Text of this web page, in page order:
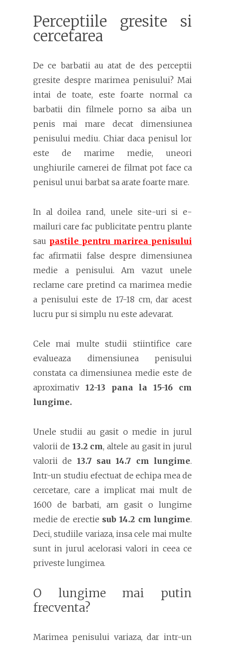
Perceptiile gresite si
cercetarea
De ce barbatii au atat de des perceptii
gresite despre marimea penisului? Mai
intai de toate, este foarte normal ca
barbatii din filmele porno sa aiba un
penis mai mare decat dimensiunea
penisului mediu. Chiar daca penisul lor
este de marime medie, uneori
unghiurile camerei de filmat pot face ca
penisul unui barbat sa arate foarte mare.
In al doilea rand, unele site-uri si e-
mailuri care fac publicitate pentru plante
sau pastile pentru marirea penisului
fac afirmatii false despre dimensiunea
medie a penisului. Am vazut unele
reclame care pretind ca marimea medie
a penisului este de 17-18 cm, dar acest
lucru pur si simplu nu este adevarat.
Cele mai multe studii stiintifice care
evalueaza dimensiunea penisului
constata ca dimensiunea medie este de
aproximativ 12-13 pana la 15-16 cm
lungime.
Unele studii au gasit o medie in jurul
valorii de 13.2 cm, altele au gasit in jurul
valorii de 13.7 sau 14.7 cm lungime.
Intr-un studiu efectuat de echipa mea de
cercetare, care a implicat mai mult de
1600 de barbati, am gasit o lungime
medie de erectie sub 14.2 cm lungime.
Deci, studiile variaza, insa cele mai multe
sunt in jurul acelorasi valori in ceea ce
priveste lungimea.
O lungime mai putin
frecventa?
Marimea penisului variaza, dar intr-un